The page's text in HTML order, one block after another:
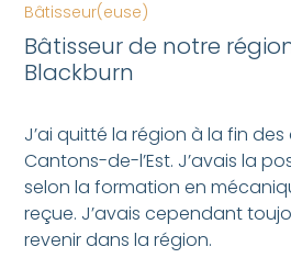
Bâtisseur(euse)
Bâtisseur de notre
Blackburn
J’ai quitté la région à la fin des
Cantons-de-l’Est. J’avais la
selon la formation en
reçue. J’avais cependant
revenir dans la région.